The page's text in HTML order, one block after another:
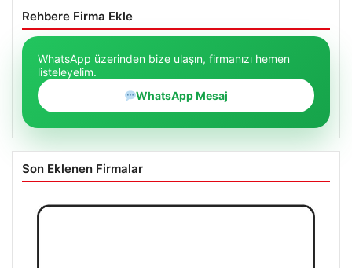
Rehbere Firma Ekle
WhatsApp üzerinden bize ulaşın, firmanızı hemen
listeleyelim.
WhatsApp Mesaj
Son Eklenen Firmalar